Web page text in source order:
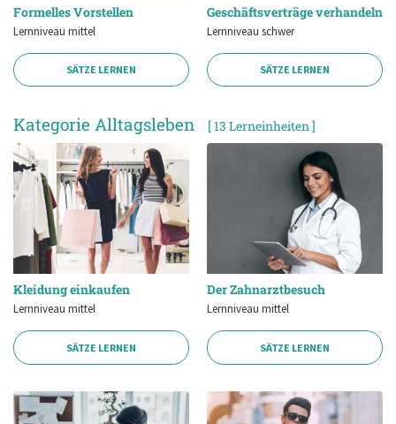
Formelles Vorstellen
Lernniveau mittel
SÄTZE LERNEN
Geschäftsverträge verhandeln
Lernniveau schwer
SÄTZE LERNEN
Kategorie Alltagsleben [ 13 Lerneinheiten ]
Kleidung einkaufen
Lernniveau mittel
SÄTZE LERNEN
Der Zahnarztbesuch
Lernniveau mittel
SÄTZE LERNEN